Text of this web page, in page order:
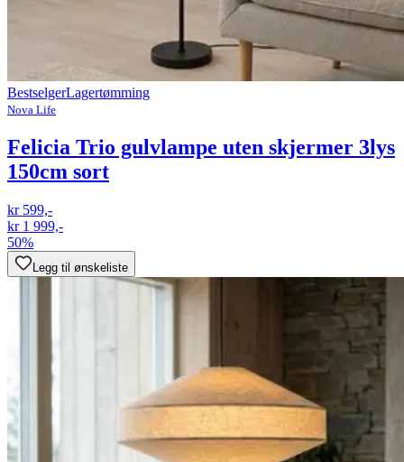
BestselgerLagertømming
Nova Life
Felicia Trio gulvlampe uten skjermer 3lys
150cm sort
kr 599,-
kr 1 999,-
50%
Legg til ønskeliste